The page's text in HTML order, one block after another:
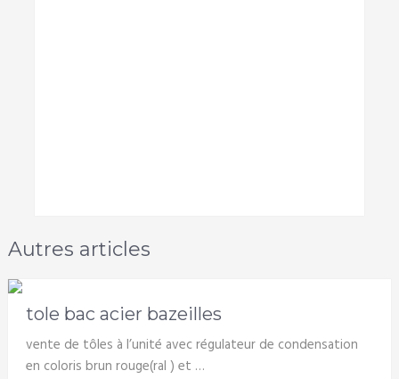
Autres articles
tole bac acier bazeilles
vente de tôles à l’unité avec régulateur de condensation
en coloris brun rouge(ral ) et …